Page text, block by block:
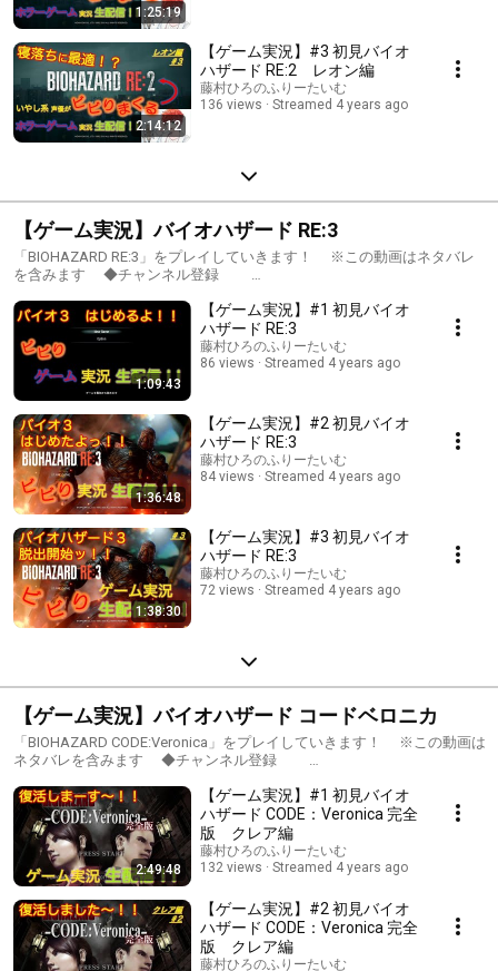
1:25:19
2:14:12
【ゲーム実況】#3 初見バイオ
ハザード RE:2 レオン編
藤村ひろのふりーたいむ
136 views
Streamed 4 years ago
【ゲーム実況】バイオハザード RE:3
「BIOHAZARD RE:3」をプレイしていきます！ ※この動画はネタバレ
を含みます ◆チャンネル登録
評価ボタン ぜひよろしくお願いします！ ◆Twitter
https://twitter.com/fujihiro0916 配信通知はこちらから。 フォロ
ーして頂けると励みになります〜！ 「バイオハザード RE:3」公式HP
https://www.capcom.co.jp/biohazard/3/ © CAPCOM CO., LTD. ALL
RIGHTS RESERVED. 本配信では最短攻略や完全攻略を目指す訳ではな
く、 みなさんと一緒に楽しむことが目的ですので、 ゆるりとお付き
合い頂ければ幸いです。 コメント等もぜひお気軽にっ どうぞよろし
くお願いします！ #ゲーム実況 #生配信 #声優 #バイオハザード
RE:3 #バイオ3 #寝落ち #ホラーゲーム
1:09:43
【ゲーム実況】#1 初見バイオ
ハザード RE:3
藤村ひろのふりーたいむ
86 views
Streamed 4 years ago
1:36:48
【ゲーム実況】#2 初見バイオ
ハザード RE:3
藤村ひろのふりーたいむ
84 views
Streamed 4 years ago
1:38:30
【ゲーム実況】#3 初見バイオ
ハザード RE:3
藤村ひろのふりーたいむ
72 views
Streamed 4 years ago
【ゲーム実況】バイオハザード コードベロニカ
「BIOHAZARD CODE:Veronica」をプレイしていきます！ ※この動画は
ネタバレを含みます ◆チャンネル登録
評価ボタン ぜひよろしくお願いします！ ◆Twitter
https://twitter.com/fujihiro0916 配信通知はこちらから。 フォロ
ーして頂けると励みになります〜！ 「バイオハザード コードベロニカ」
公式HP https://www.capcom-games.com/product/ja-jp/residentevil-
codeveronica/ © CAPCOM CO., LTD. ALL RIGHTS RESERVED. 本配信
では最短攻略や完全攻略を目指す訳ではなく、 みなさんと一緒に楽し
むことが目的ですので、 ゆるりとお付き合い頂ければ幸いです。 コ
メント等もぜひお気軽にっ どうぞよろしくお願いします！ #ゲーム
実況 #生配信 #アフレコ #声優 #バイオハザードコードベロニカ
#コードベロニカ #寝落ち #ホラーゲーム
2:49:48
【ゲーム実況】#1 初見バイオ
ハザード CODE：Veronica 完全
版 クレア編
藤村ひろのふりーたいむ
132 views
Streamed 4 years ago
【ゲーム実況】#2 初見バイオ
ハザード CODE：Veronica 完全
版 クレア編
藤村ひろのふりーたいむ